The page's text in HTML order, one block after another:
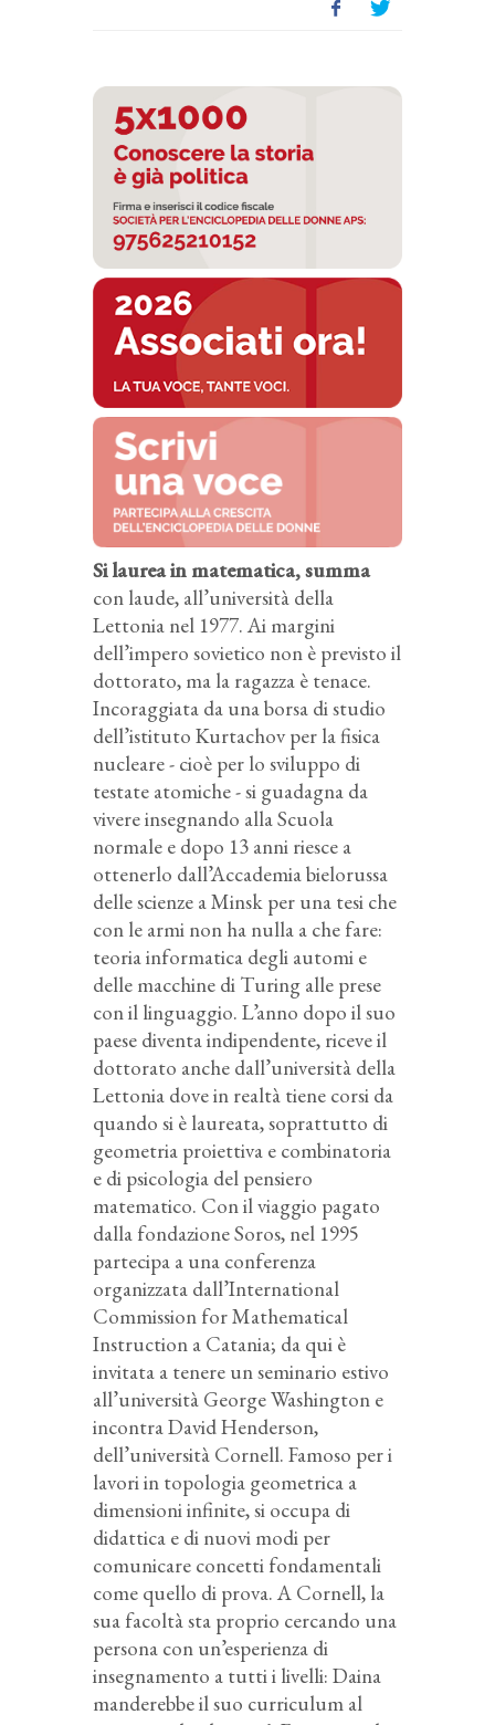
Si laurea in matematica, summa
con laude, all’università della
Lettonia nel 1977. Ai margini
dell’impero sovietico non è previsto il
dottorato, ma la ragazza è tenace.
Incoraggiata da una borsa di studio
dell’istituto Kurtachov per la fisica
nucleare - cioè per lo sviluppo di
testate atomiche - si guadagna da
vivere insegnando alla Scuola
normale e dopo 13 anni riesce a
ottenerlo dall’Accademia bielorussa
delle scienze a Minsk per una tesi che
con le armi non ha nulla a che fare:
teoria informatica degli automi e
delle macchine di Turing alle prese
con il linguaggio. L’anno dopo il suo
paese diventa indipendente, riceve il
dottorato anche dall’università della
Lettonia dove in realtà tiene corsi da
quando si è laureata, soprattutto di
geometria proiettiva e combinatoria
e di psicologia del pensiero
matematico. Con il viaggio pagato
dalla fondazione Soros, nel 1995
partecipa a una conferenza
organizzata dall’International
Commission for Mathematical
Instruction a Catania; da qui è
invitata a tenere un seminario estivo
all’università George Washington e
incontra David Henderson,
dell’università Cornell. Famoso per i
lavori in topologia geometrica a
dimensioni infinite, si occupa di
didattica e di nuovi modi per
comunicare concetti fondamentali
come quello di prova. A Cornell, la
sua facoltà sta proprio cercando una
persona con un’esperienza di
insegnamento a tutti i livelli: Daina
manderebbe il suo curriculum al